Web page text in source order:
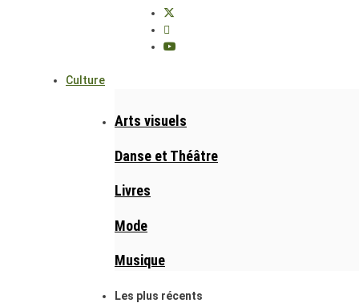
Culture
Arts visuels
Danse et Théâtre
Livres
Mode
Musique
Les plus récents